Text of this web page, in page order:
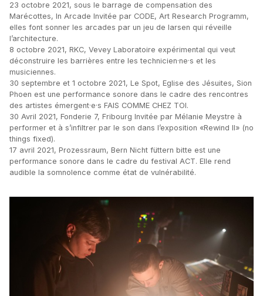
23 octobre 2021, sous le barrage de compensation des
Marécottes, In Arcade Invitée par CODE, Art Research Programm,
elles font sonner les arcades par un jeu de larsen qui réveille
l’architecture.
8 octobre 2021, RKC, Vevey Laboratoire expérimental qui veut
déconstruire les barrières entre les technicien·ne·s et les
musiciennes.
30 septembre et 1 octobre 2021, Le Spot, Eglise des Jésuites, Sion
Phoen est une performance sonore dans le cadre des rencontres
des artistes émergent·e·s FAIS COMME CHEZ TOI.
30 Avril 2021, Fonderie 7, Fribourg Invitée par Mélanie Meystre à
performer et à s’infiltrer par le son dans l’exposition «Rewind Ⅱ» (no
things fixed).
17 avril 2021, Prozessraum, Bern Nicht füttern bitte est une
performance sonore dans le cadre du festival ACT. Elle rend
audible la somnolence comme état de vulnérabilité.